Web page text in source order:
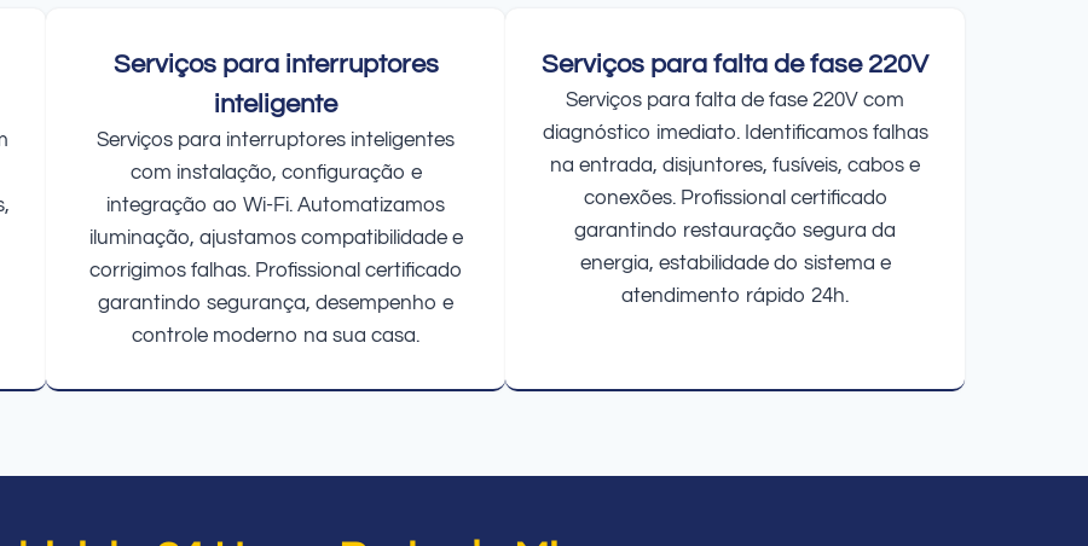
Serviços para interruptores
inteligente
Serviços para interruptores inteligentes
com instalação, configuração e
integração ao Wi-Fi. Automatizamos
iluminação, ajustamos compatibilidade e
corrigimos falhas. Profissional certificado
garantindo segurança, desempenho e
controle moderno na sua casa.
Serviços para falta de fase 220V
Serviços para falta de fase 220V com
diagnóstico imediato. Identificamos falhas
na entrada, disjuntores, fusíveis, cabos e
conexões. Profissional certificado
garantindo restauração segura da
energia, estabilidade do sistema e
atendimento rápido 24h.